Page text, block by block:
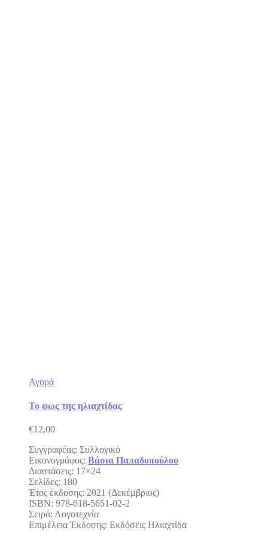
Αγορά
Το φως της ηλιαχτίδας
€12,00
Συγγραφέας: Συλλογικό
Εικονογράφος: Βάσια Παπαδοπούλου
Διαστάσεις: 17×24
Σελίδες: 180
Έτος έκδοσης: 2021 (Δεκέμβριος)
ISBN: 978-618-5651-02-2
Σειρά: Λογοτεχνία
Επιμέλεια Έκδοσης: Εκδόσεις Ηλιαχτίδα